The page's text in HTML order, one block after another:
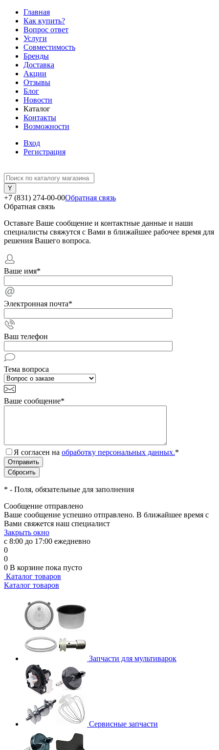
Главная
Как купить?
Вопрос ответ
Услуги
Совместимость
Бренды
Доставка
Акции
Отзывы
Блог
Новости
Каталог
Контакты
Возможности
Вход
Регистрация
+7 (831) 274-00-00Обратная связь
Обратная связь
Оставьте Ваше сообщение и контактные данные и наши
специалисты свяжутся с Вами в ближайшее рабочее время для
решения Вашего вопроса.
Ваше имя*
Электронная почта*
Ваш телефон
Тема вопроса
Ваше сообщение*
Я согласен на обработку персональных данных.*
* - Поля, обязательные для заполнения
Сообщение отправлено
Ваше сообщение успешно отправлено. В ближайшее время с
Вами свяжется наш специалист
Закрыть окно
с 8:00 до 17:00 ежедневно
0
0
0 В корзине пока пусто
Каталог товаров
Каталог товаров
Запчасти для мультиварок
Сервисные запчасти